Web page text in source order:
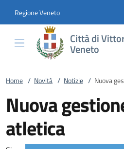
Regione Veneto
Città di
Veneto
Home / Novità / Notizie / Nuova
Nuova
atletica